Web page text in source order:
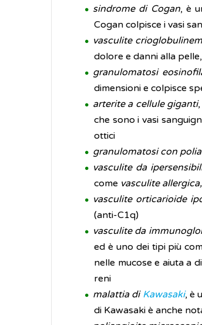
sindrome di Cogan, è
Cogan colpisce i vasi
vasculite
dolore e danni alla
granulomatosi
dimensioni e colpisce
arterite a cellule giganti
che sono i vasi
ottici
granulomatosi con
vasculite da
come vasculite
vasculite orticarioide
(anti-C1q)
vasculite da
ed è uno dei tipi più
nelle mucose e aiuta a
reni
malattia di Kawasaki, è
di Kawasaki è anche